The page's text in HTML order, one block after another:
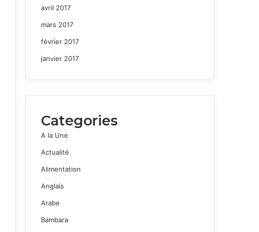
avril 2017
mars 2017
février 2017
janvier 2017
Categories
A la Une
Actualité
Alimentation
Anglais
Arabe
Bambara